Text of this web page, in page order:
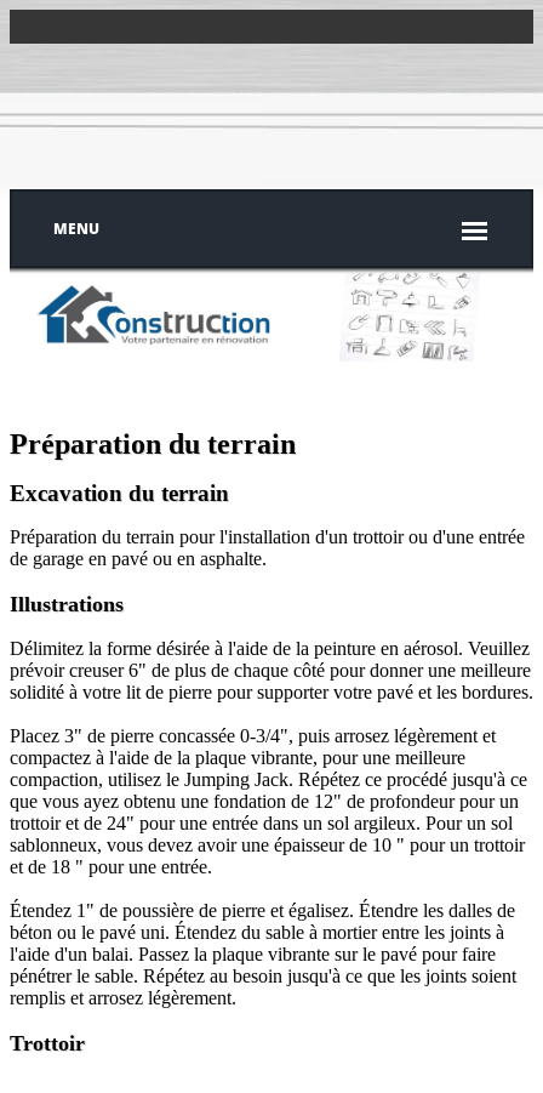
MENU
Préparation du terrain
Excavation du terrain
Préparation du terrain pour l'installation d'un trottoir ou d'une entrée
de garage en pavé ou en asphalte.
Illustrations
Délimitez la forme désirée à l'aide de la peinture en aérosol. Veuillez
prévoir creuser 6" de plus de chaque côté pour donner une meilleure
solidité à votre lit de pierre pour supporter votre pavé et les bordures.
Placez 3" de pierre concassée 0-3/4", puis arrosez légèrement et
compactez à l'aide de la plaque vibrante, pour une meilleure
compaction, utilisez le Jumping Jack. Répétez ce procédé jusqu'à ce
que vous ayez obtenu une fondation de 12" de profondeur pour un
trottoir et de 24" pour une entrée dans un sol argileux. Pour un sol
sablonneux, vous devez avoir une épaisseur de 10 " pour un trottoir
et de 18 " pour une entrée.
Étendez 1" de poussière de pierre et égalisez. Étendre les dalles de
béton ou le pavé uni. Étendez du sable à mortier entre les joints à
l'aide d'un balai. Passez la plaque vibrante sur le pavé pour faire
pénétrer le sable. Répétez au besoin jusqu'à ce que les joints soient
remplis et arrosez légèrement.
Trottoir